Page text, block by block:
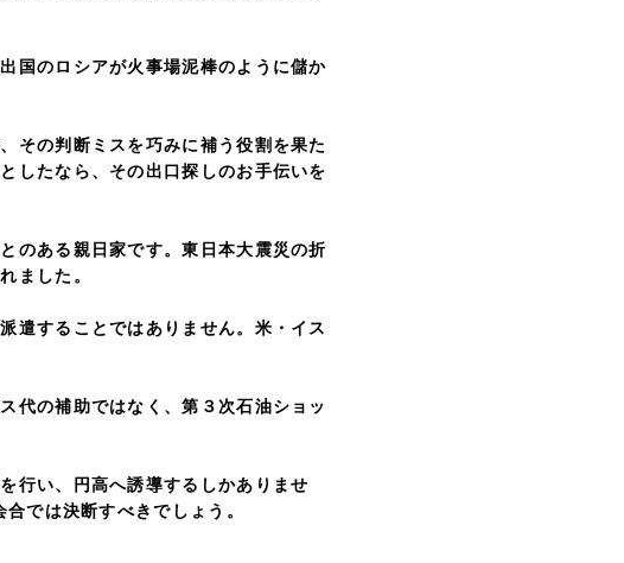
のロシアが火事場泥棒のように儲か
の判断ミスを巧みに補う役割を果た
したなら、その出口探しのお手伝いを
ある親日家です。東日本大震災の折
ました。
することではありません。米・イス
の補助ではなく、第３次石油ショッ
い、円高へ誘導するしかありませ
では決断すべきでしょう。